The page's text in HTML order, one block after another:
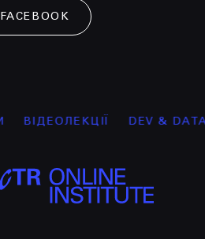
FACEBOOK
ВІДЕОЛЕКЦІЇ DEV & DATA